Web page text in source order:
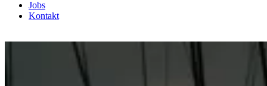
Jobs
Kontakt